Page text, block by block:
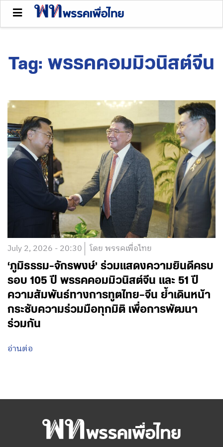
Tag: พรรคคอมมิวนิสต์จีน
July 2, 2026 - 20:30 โดย พรรคเพื่อไทย
‘ภูมิธรรม-จักรพงษ์’ ร่วมแสดงความยินดีครบ
รอบ 105 ปี พรรคคอมมิวนิสต์จีน และ 51 ปี
ความสัมพันธ์ทางการทูตไทย–จีน ย้ำเดินหน้า
กระชับความร่วมมือทุกมิติ เพื่อการพัฒนา
ร่วมกัน
อ่านต่อ